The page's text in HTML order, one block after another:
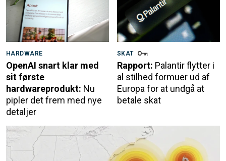
HARDWARE
OpenAI snart klar med
sit første
hardwareprodukt: Nu
pipler det frem med nye
detaljer
SKAT
Rapport: Palantir flytter i
al stilhed formuer ud af
Europa for at undgå at
betale skat